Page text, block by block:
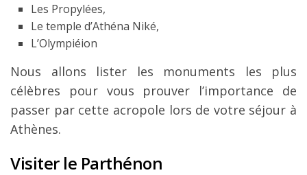
Les Propylées,
Le temple d’Athéna Niké,
L’Olympiéion
Nous allons lister les monuments les plus
célèbres pour vous prouver l’importance de
passer par cette acropole lors de votre séjour à
Athènes.
Visiter le Parthénon